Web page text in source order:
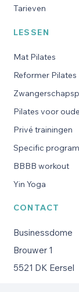
Tarieven
LESSEN
Mat Pilates
Reformer Pilates
Pilates voor
Privé trainingen
Specific
BBBB workout
Yin Yoga
CONTACT
Businessdome
Brouwer 1
5521 DK Eersel